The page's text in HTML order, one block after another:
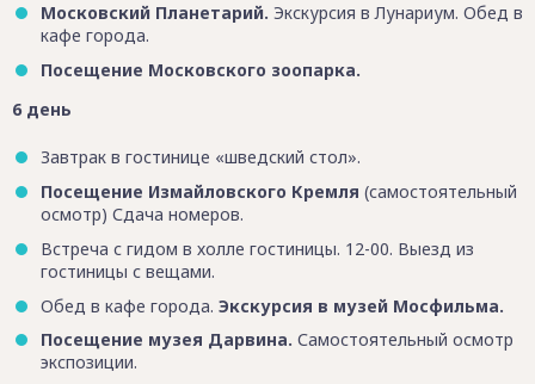
Московский Планетарий. Экскурсия в Лунариум. Обед в
кафе города.
Посещение Московского зоопарка.
6 день
Завтрак в гостинице «шведский стол».
Посещение Измайловского Кремля (самостоятельный
осмотр) Сдача номеров.
Встреча с гидом в холле гостиницы. 12-00. Выезд из
гостиницы с вещами.
Обед в кафе города. Экскурсия в музей Мосфильма.
Посещение музея Дарвина. Самостоятельный осмотр
экспозиции.